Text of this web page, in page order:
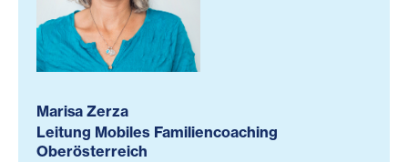
Marisa Zerza
Leitung Mobiles Familiencoaching
Oberösterreich